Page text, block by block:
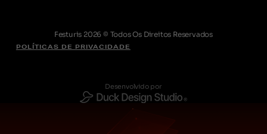
Festuris 2026 © Todos Os Direitos Reservados
POLÍTICAS DE PRIVACIDADE
Desenvolvido por